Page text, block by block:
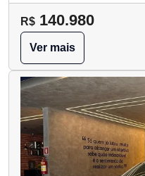
R$ 140.980
Ver mais